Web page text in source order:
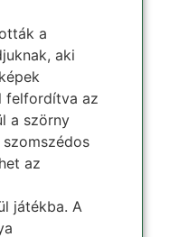
a
aki
felfordítva az
a szörny
az
játékba. A